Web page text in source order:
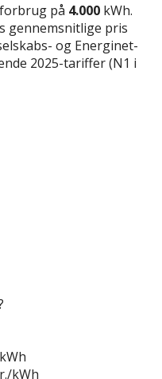
på 4.000 kWh.
gennemsnitlige pris
og Energinet-
2025-tariffer (N1 i
kWh